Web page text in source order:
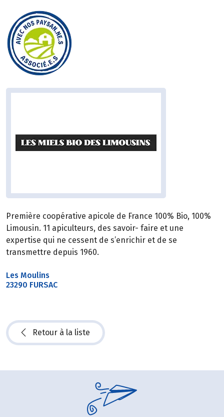
Première coopérative apicole de France 100% Bio, 100%
Limousin. 11 apiculteurs, des savoir- faire et une
expertise qui ne cessent de s’enrichir et de se
transmettre depuis 1960.
Les Moulins
23290 FURSAC
Retour à la liste